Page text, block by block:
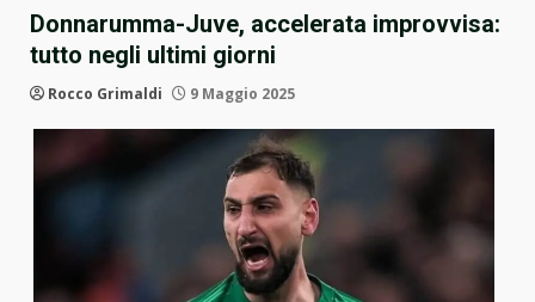
Donnarumma-Juve, accelerata improvvisa:
tutto negli ultimi giorni
Rocco Grimaldi 9 Maggio 2025